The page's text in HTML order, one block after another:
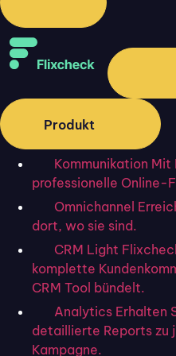
Produkt
Kommunikation Mit
professionelle Online-
Omnichannel
dort, wo sie sind.
CRM Light
komplette
CRM Tool bündelt.
Analytics Erhalten
detaillierte Reports zu
Kampagne.
After-Sales-
Definition,